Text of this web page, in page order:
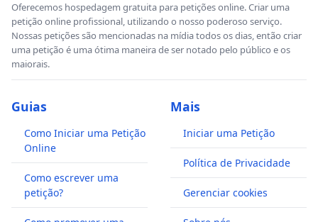
Oferecemos hospedagem gratuita para petições online. Criar uma
petição online profissional, utilizando o nosso poderoso serviço.
Nossas petições são mencionadas na mídia todos os dias, então criar
uma petição é uma ótima maneira de ser notado pelo público e os
maiorais.
Guias
Como Iniciar uma Petição
Online
Como escrever uma
petição?
Mais
Iniciar uma Petição
Política de Privacidade
Gerenciar cookies